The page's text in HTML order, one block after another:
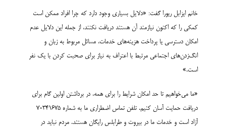
خانم ایزابل ریورا گفت: «دلایل بسیاری وجود دارد که چرا افراد ممکن است
کمکی را که اکنون نیازمند آن هستند دریافت نکنند، از جمله این دلایل عدم
امکان دسترسی یا پرداخت هزینه‌های خدمات، مسائل مربوط به زبان و
انگ‌زدن‌های اجتماعی مرتبط با اعتراف به نیاز برای صحبت‌ کردن با یک نفر
است.»
«ما می‌خواهیم تا حد امکان شرایط را برای همه، در برداشتن اولین گام برای
دریافت حمایت آسان کنیم. تلفن تماس اضطراری ما به شماره 70341675
آزاد است و خدمات ما در بیروت و طرابلس رایگان هستند. مردم نباید در